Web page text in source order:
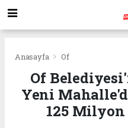
Anasayfa Of
Of
Yeni
125 Milyon